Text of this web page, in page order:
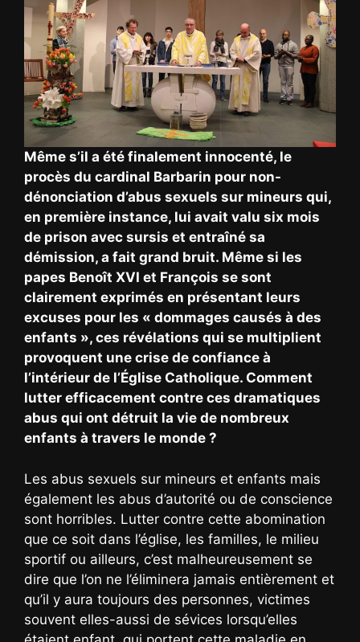
Même s’il a été finalement innocenté, le
procès du cardinal Barbarin pour non-
dénonciation d’abus sexuels sur mineurs qui,
en première instance, lui avait valu six mois
de prison avec sursis et entraîné sa
démission, a fait grand bruit. Même si les
papes Benoît XVI et François se sont
clairement exprimés en présentant leurs
excuses pour les « dommages causés à des
enfants », ces révélations qui se multiplient
provoquent une crise de confiance à
l’intérieur de l’Église Catholique. Comment
lutter efficacement contre ces dramatiques
abus qui ont détruit la vie de nombreux
enfants à travers le monde ?
Les abus sexuels sur mineurs et enfants mais
également les abus d’autorité ou de conscience
sont horribles. Lutter contre cette abomination
que ce soit dans l’église, les familles, le milieu
sportif ou ailleurs, c’est malheureusement se
dire que l’on ne l’éliminera jamais entièrement et
qu’il y aura toujours des personnes, victimes
souvent elles-aussi de sévices lorsqu’elles